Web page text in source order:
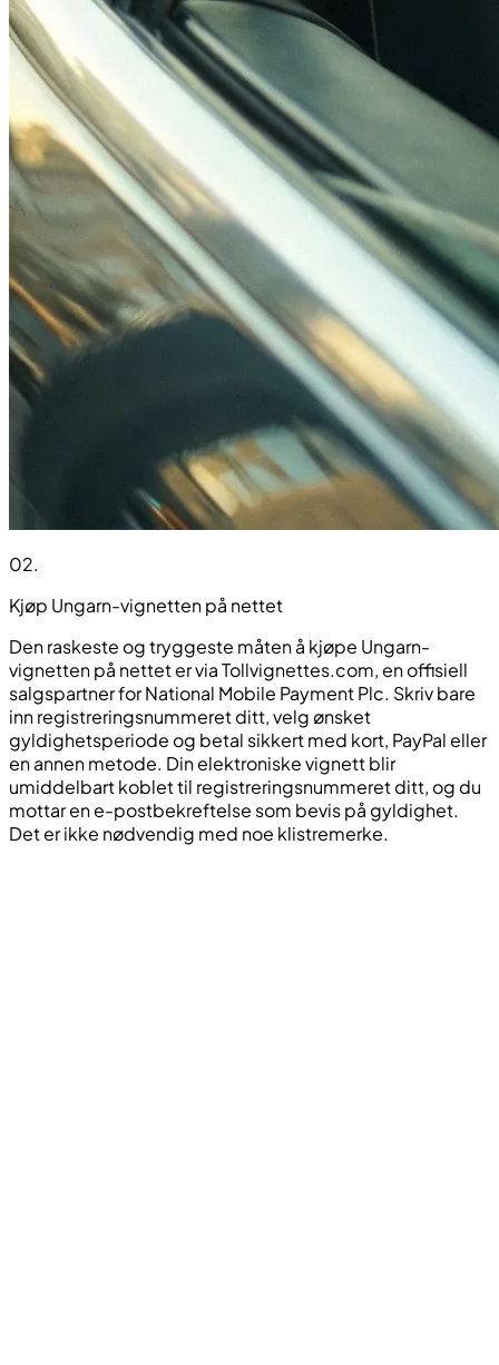
02.
Kjøp Ungarn-vignetten på nettet
Den raskeste og tryggeste måten å kjøpe Ungarn-
vignetten på nettet er via Tollvignettes.com, en offisiell
salgspartner for National Mobile Payment Plc. Skriv bare
inn registreringsnummeret ditt, velg ønsket
gyldighetsperiode og betal sikkert med kort, PayPal eller
en annen metode. Din elektroniske vignett blir
umiddelbart koblet til registreringsnummeret ditt, og du
mottar en e-postbekreftelse som bevis på gyldighet.
Det er ikke nødvendig med noe klistremerke.